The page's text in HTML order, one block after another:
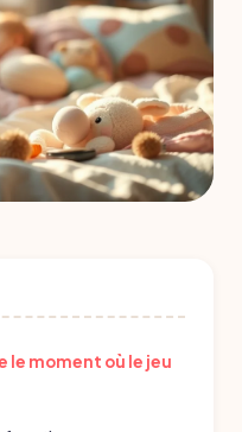
le moment où le jeu